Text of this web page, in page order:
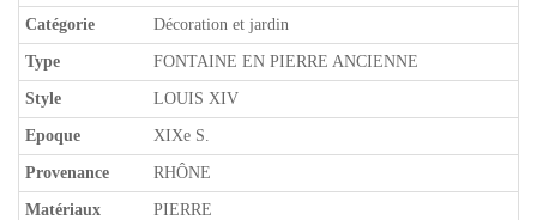
Catégorie Décoration et jardin
Type FONTAINE EN PIERRE ANCIENNE
Style LOUIS XIV
Epoque XIXe S.
Provenance RHÔNE
Matériaux PIERRE